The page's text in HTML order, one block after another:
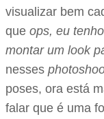
visualizar bem
que ops, eu
montar um look
nesses
poses, ora está
falar que é uma